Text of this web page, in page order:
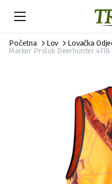
Početna Lov Lovačka
Marker Prsluk Deerhunter 4118